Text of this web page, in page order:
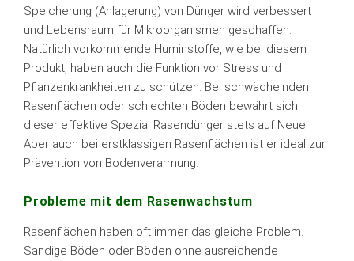
Speicherung (Anlagerung) von Dünger wird verbessert
und Lebensraum für Mikroorganismen geschaffen.
Natürlich vorkommende Huminstoffe, wie bei diesem
Produkt, haben auch die Funktion vor Stress und
Pflanzenkrankheiten zu schützen. Bei schwächelnden
Rasenflächen oder schlechten Böden bewährt sich
dieser effektive Spezial Rasendünger stets auf Neue.
Aber auch bei erstklassigen Rasenflächen ist er ideal zur
Prävention von Bodenverarmung.
Probleme mit dem Rasenwachstum
Rasenflächen haben oft immer das gleiche Problem.
Sandige Böden oder Böden ohne ausreichende